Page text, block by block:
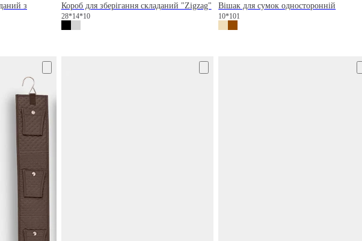
з
Короб для зберігання складаний "Zigzag"
28*14*10
Вішак для сумок односторонній
10*101